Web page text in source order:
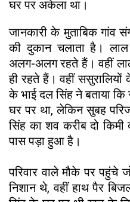
घर पर अकेला था।
जानकारी के मुताबिक गांव
की दुकान चलाता है। लाल
अलग-अलग रहते हैं। वहीं
ही रहते हैं। वहीं
के भाई दल सिंह ने बताया
घर पर था, लेकिन सुबह
सिंह का शव करीब दो
पास पड़ा हुआ है।
परिवार वाले मौके पर पहुंचे
निशान थे, वहीं हाथ पैर